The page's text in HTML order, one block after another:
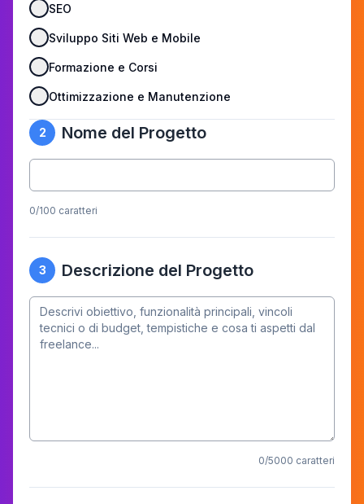
SEO
Sviluppo Siti Web e Mobile
Formazione e Corsi
Ottimizzazione e Manutenzione
2 Nome del Progetto
0/100 caratteri
3 Descrizione del Progetto
0/5000 caratteri